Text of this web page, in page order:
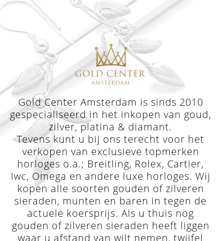
€3,307.00
4,883.00
Gold Center Amsterdam is sinds 2010
gespecialiseerd in het inkopen van goud,
zilver, platina & diamant.
Tevens kunt u bij ons terecht voor het
verkopen van exclusieve topmerken
horloges o.a.; Breitling, Rolex, Cartier,
Iwc, Omega en andere luxe horloges. Wij
kopen alle soorten gouden of zilveren
sieraden, munten en baren in tegen de
actuele koersprijs. Als u thuis nog
gouden of zilveren sieraden heeft liggen
waar u afstand van wilt nemen, twijfel